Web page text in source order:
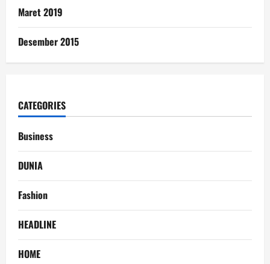
Maret 2019
Desember 2015
CATEGORIES
Business
DUNIA
Fashion
HEADLINE
HOME